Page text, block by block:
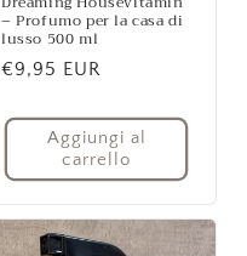
– Profumo per la casa di
lusso 500 ml
Prezzo
listino
€9,95 EUR
Aggiungi al
carrello